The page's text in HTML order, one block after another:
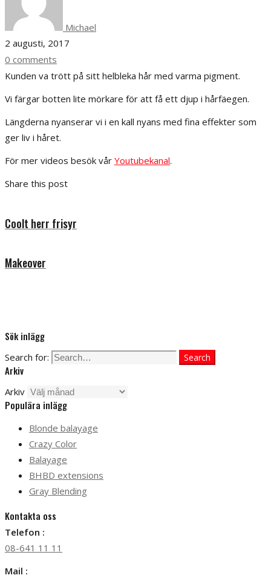
Michael
2 augusti, 2017
0 comments
Kunden va trött på sitt helbleka hår med varma pigment.
Vi färgar botten lite mörkare för att få ett djup i hårfäegen.
Längderna nyanserar vi i en kall nyans med fina effekter som
ger liv i håret.
För mer videos besök vår Youtubekanal.
Share this post
Coolt herr frisyr
Makeover
Sök inlägg
Search for: Search
Arkiv
Arkiv
Populära inlägg
Blonde balayage
Crazy Color
Balayage
BHBD extensions
Gray Blending
Kontakta oss
Telefon :
08-641 11 11
Mail :